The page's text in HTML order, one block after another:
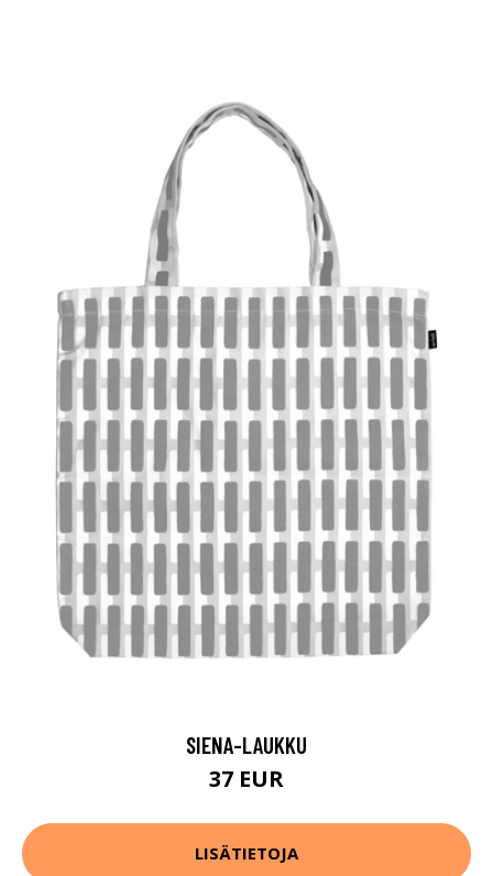
SIENA-LAUKKU
37 EUR
LISÄTIETOJA